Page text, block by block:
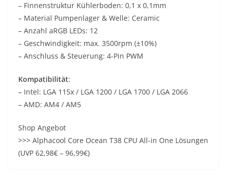
– Finnenstruktur Kühlerboden: 0,1 x 0,1mm
– Material Pumpenlager & Welle: Ceramic
– Anzahl aRGB LEDs: 12
– Geschwindigkeit: max. 3500rpm (±10%)
– Anschluss & Steuerung: 4-Pin PWM
Kompatibilität:
– Intel: LGA 115x / LGA 1200 / LGA 1700 / LGA 2066
– AMD: AM4 / AM5
Shop Angebot
>>> Alphacool Core Ocean T38 CPU All-in One Lösungen
(UVP 62,98€ – 96,99€)